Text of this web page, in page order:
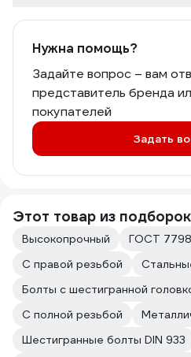
Нужна помощь?
Задайте вопрос – вам
представитель бренда
покупателей
Задать
Этот товар из подборок
Высокопрочный ГОСТ
С правой резьбой
Болты с шестигранной
С полной резьбой
Шестигранные болты DIN 933